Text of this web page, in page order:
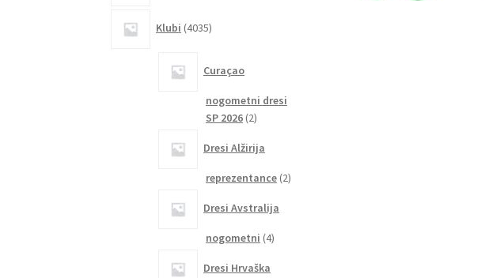
Klubi 4035izdelkov
Curaçao
nogometni dresi
SP 2026 22
Dresi Alžirija
reprezentance 22
Dresi Avstralija
nogometni 44
Dresi Hrvaška